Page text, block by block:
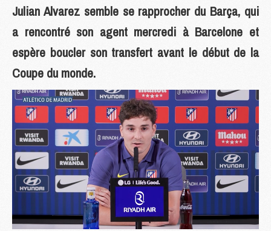
Julian Alvarez semble se rapprocher du Barça, qui
a rencontré son agent mercredi à Barcelone et
espère boucler son transfert avant le début de la
Coupe du monde.